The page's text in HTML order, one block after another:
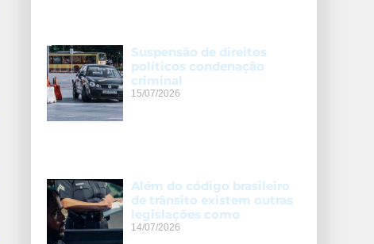
Suspensão de direitos
políticos condenação
criminal
15/07/2026
Além do código brasileiro
de trânsito existem outras
legislações como
14/07/2026